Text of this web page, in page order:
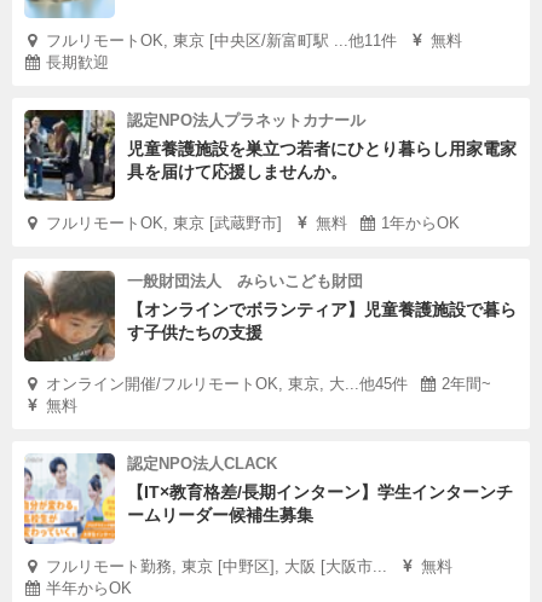
フルリモートOK, 東京 [中央区/新富町駅 ...他11件
無料
長期歓迎
認定NPO法人プラネットカナール
児童養護施設を巣立つ若者にひとり暮らし用家電家
具を届けて応援しませんか。
フルリモートOK, 東京 [武蔵野市] 無料 1年からOK
一般財団法人 みらいこども財団
【オンラインでボランティア】児童養護施設で暮ら
す子供たちの支援
オンライン開催/フルリモートOK, 東京, 大...他45件
2年間~
無料
認定NPO法人CLACK
【IT×教育格差/長期インターン】学生インターンチ
ームリーダー候補生募集
フルリモート勤務, 東京 [中野区], 大阪 [大阪市...
無料
半年からOK